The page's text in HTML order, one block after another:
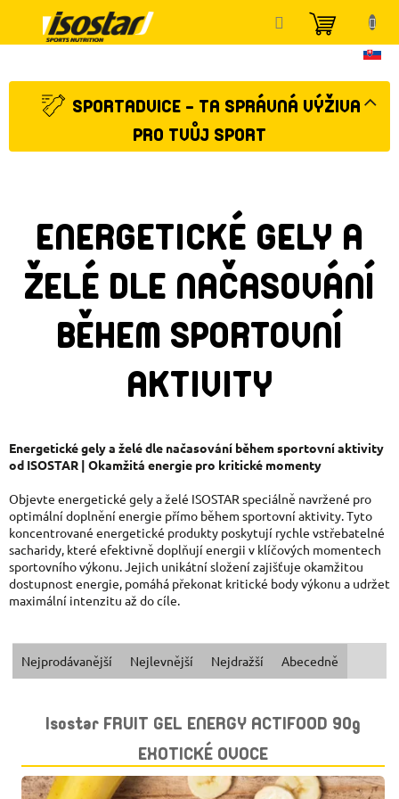
obsah
KOŠÍK
SPORTADVICE - TA SPRÁVNÁ VÝŽIVA
PRO TVŮJ SPORT
ENERGETICKÉ GELY A
ŽELÉ DLE NAČASOVÁNÍ
BĚHEM SPORTOVNÍ
AKTIVITY
Energetické gely a želé dle načasování během sportovní aktivity
od ISOSTAR | Okamžitá energie pro kritické momenty
Objevte energetické gely a želé ISOSTAR speciálně navržené pro
optimální doplnění energie přímo během sportovní aktivity. Tyto
koncentrované energetické produkty poskytují rychle vstřebatelné
sacharidy, které efektivně doplňují energii v klíčových momentech
sportovního výkonu. Jejich unikátní složení zajišťuje okamžitou
dostupnost energie, pomáhá překonat kritické body výkonu a udržet
maximální intenzitu až do cíle.
Ř
E
Nejprodávanější Nejlevnější Nejdražší Abecedně
P
Isostar FRUIT GEL ENERGY ACTIFOOD 90g
EXOTICKÉ OVOCE